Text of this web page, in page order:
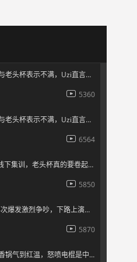
众人对啊咧咧参与老头杯表示不满，Uzi直言：与啊咧咧打比赛直接弃权
5360
众人对啊咧咧参与老头杯表示不满，Uzi直言：与啊咧咧打比赛直接弃权
6564
Tabe提出Uzi队线下集训，老头杯真的要卷起来了！
5850
Theshy宁王队再次爆发激烈争吵，下路上演决裂
5870
电棍离谱对线把香锅气到红温，怒喷电棍是中路的Alielie